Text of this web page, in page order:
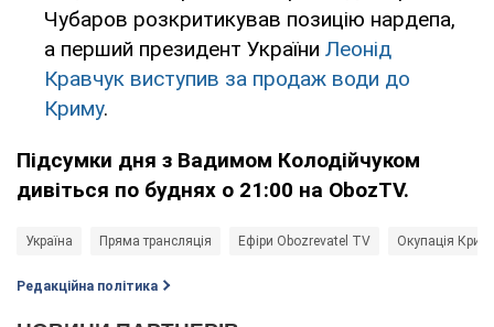
Чубаров розкритикував позицію нардепа,
а перший президент України Леонід
Кравчук виступив за продаж води до
Криму.
Підсумки дня з Вадимом Колодійчуком
дивіться по буднях о 21:00 на ObozTV.
Україна Пряма трансляція Ефіри Obozrevatel TV Окупація
Редакційна політика